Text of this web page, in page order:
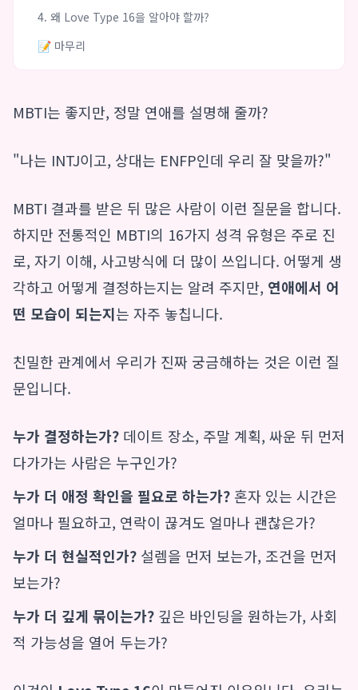
4. 왜 Love Type 16을 알아야 할까?
📝 마무리
MBTI는 좋지만, 정말 연애를 설명해 줄까?
"나는 INTJ이고, 상대는 ENFP인데 우리 잘 맞을까?"
MBTI 결과를 받은 뒤 많은 사람이 이런 질문을 합니다.
하지만 전통적인 MBTI의 16가지 성격 유형은 주로 진
로, 자기 이해, 사고방식에 더 많이 쓰입니다. 어떻게 생
각하고 어떻게 결정하는지는 알려 주지만, 연애에서 어
떤 모습이 되는지는 자주 놓칩니다.
친밀한 관계에서 우리가 진짜 궁금해하는 것은 이런 질
문입니다.
누가 결정하는가? 데이트 장소, 주말 계획, 싸운 뒤 먼저
다가가는 사람은 누구인가?
누가 더 애정 확인을 필요로 하는가? 혼자 있는 시간은
얼마나 필요하고, 연락이 끊겨도 얼마나 괜찮은가?
누가 더 현실적인가? 설렘을 먼저 보는가, 조건을 먼저
보는가?
누가 더 깊게 묶이는가? 깊은 바인딩을 원하는가, 사회
적 가능성을 열어 두는가?